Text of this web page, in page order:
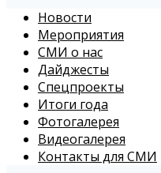
Новости
Мероприятия
СМИ о нас
Дайджесты
Спецпроекты
Итоги года
Фотогалерея
Видеогалерея
Контакты для СМИ